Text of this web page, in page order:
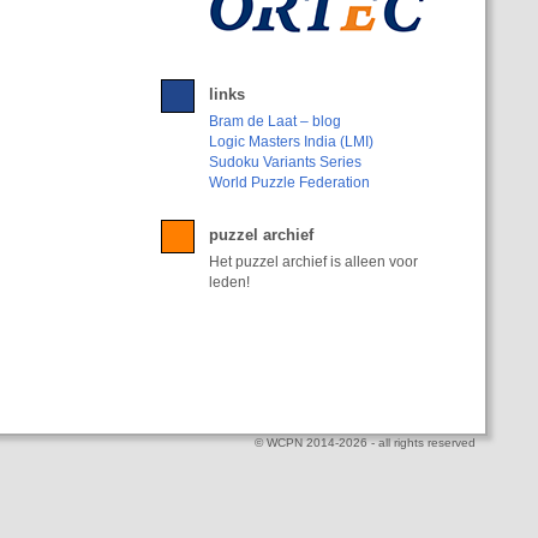
links
Bram de Laat – blog
Logic Masters India (LMI)
Sudoku Variants Series
World Puzzle Federation
puzzel archief
Het puzzel archief is alleen voor
leden!
© WCPN 2014-2026 - all rights reserved